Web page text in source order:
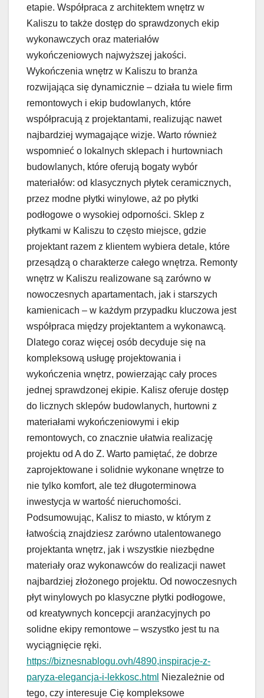
etapie. Współpraca z architektem wnętrz w
Kaliszu to także dostęp do sprawdzonych ekip
wykonawczych oraz materiałów
wykończeniowych najwyższej jakości.
Wykończenia wnętrz w Kaliszu to branża
rozwijająca się dynamicznie – działa tu wiele firm
remontowych i ekip budowlanych, które
współpracują z projektantami, realizując nawet
najbardziej wymagające wizje. Warto również
wspomnieć o lokalnych sklepach i hurtowniach
budowlanych, które oferują bogaty wybór
materiałów: od klasycznych płytek ceramicznych,
przez modne płytki winylowe, aż po płytki
podłogowe o wysokiej odporności. Sklep z
płytkami w Kaliszu to często miejsce, gdzie
projektant razem z klientem wybiera detale, które
przesądzą o charakterze całego wnętrza. Remonty
wnętrz w Kaliszu realizowane są zarówno w
nowoczesnych apartamentach, jak i starszych
kamienicach – w każdym przypadku kluczowa jest
współpraca między projektantem a wykonawcą.
Dlatego coraz więcej osób decyduje się na
kompleksową usługę projektowania i
wykończenia wnętrz, powierzając cały proces
jednej sprawdzonej ekipie. Kalisz oferuje dostęp
do licznych sklepów budowlanych, hurtowni z
materiałami wykończeniowymi i ekip
remontowych, co znacznie ułatwia realizację
projektu od A do Z. Warto pamiętać, że dobrze
zaprojektowane i solidnie wykonane wnętrze to
nie tylko komfort, ale też długoterminowa
inwestycja w wartość nieruchomości.
Podsumowując, Kalisz to miasto, w którym z
łatwością znajdziesz zarówno utalentowanego
projektanta wnętrz, jak i wszystkie niezbędne
materiały oraz wykonawców do realizacji nawet
najbardziej złożonego projektu. Od nowoczesnych
płyt winylowych po klasyczne płytki podłogowe,
od kreatywnych koncepcji aranżacyjnych po
solidne ekipy remontowe – wszystko jest tu na
wyciągnięcie ręki.
https://biznesnablogu.ovh/4890,inspiracje-z-
paryza-elegancja-i-lekkosc.html Niezależnie od
tego, czy interesuje Cię kompleksowe